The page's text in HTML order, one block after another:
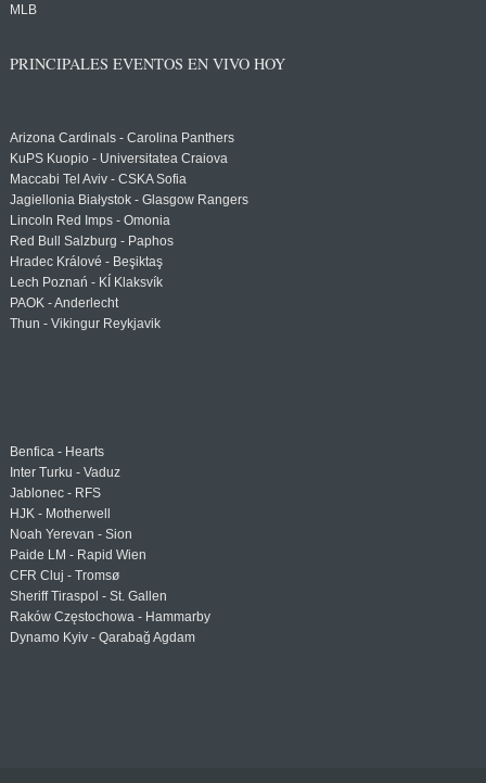
MLB
PRINCIPALES EVENTOS EN VIVO HOY
Arizona Cardinals - Carolina Panthers
KuPS Kuopio - Universitatea Craiova
Maccabi Tel Aviv - CSKA Sofia
Jagiellonia Białystok - Glasgow Rangers
Lincoln Red Imps - Omonia
Red Bull Salzburg - Paphos
Hradec Králové - Beşiktaş
Lech Poznań - KÍ Klaksvík
PAOK - Anderlecht
Thun - Vikingur Reykjavik
Benfica - Hearts
Inter Turku - Vaduz
Jablonec - RFS
HJK - Motherwell
Noah Yerevan - Sion
Paide LM - Rapid Wien
CFR Cluj - Tromsø
Sheriff Tiraspol - St. Gallen
Raków Częstochowa - Hammarby
Dynamo Kyiv - Qarabağ Agdam